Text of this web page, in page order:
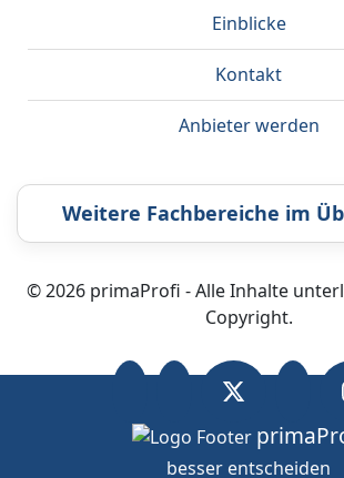
Einblicke
Kontakt
Anbieter werden
Weitere Fachbereiche im
Airbrush
Energieberatung
© 2026 primaProfi - Alle Inhalte
Copyright.
besser entscheiden